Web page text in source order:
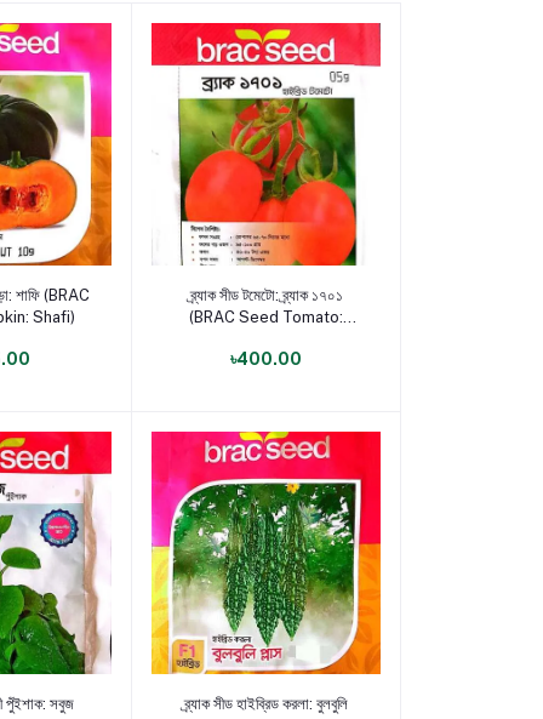
করুনশাফি (BRAC
Shafi)
পণ্য যোগ করুন
ব্র্যাক সীড টমেটো: ব্র্যাক ১৭০১
(BRAC Seed Tomato:
৳400.00
করুন
পুঁইশাক: সবুজ পণ্য যোগ করুন
ব্র্যাক সীড হাইব্রিড করলা: বুলবুলি